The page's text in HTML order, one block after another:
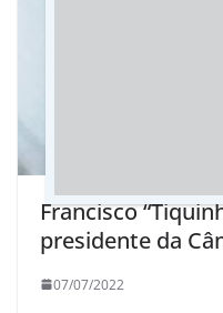
Francisco
presidente da
07/07/2022